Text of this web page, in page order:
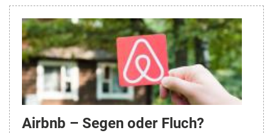
Airbnb – Segen oder Fluch?